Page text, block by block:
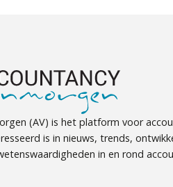
(AV) is het platform voor
is in nieuws, trends,
in en rond